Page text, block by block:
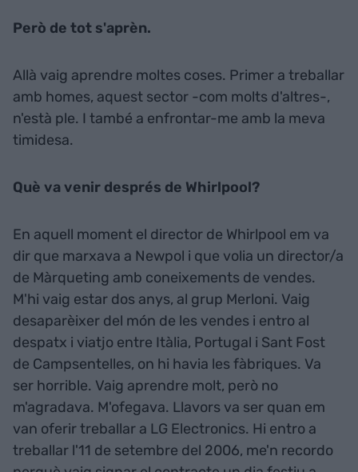
Però de tot s'aprèn.
Allà vaig aprendre moltes coses. Primer a treballar
amb homes, aquest sector -com molts d'altres-,
n'està ple. I també a enfrontar-me amb la meva
timidesa.
Què va venir després de Whirlpool?
En aquell moment el director de Whirlpool em va
dir que marxava a Newpol i que volia un director/a
de Màrqueting amb coneixements de vendes.
M'hi vaig estar dos anys, al grup Merloni. Vaig
desaparèixer del món de les vendes i entro al
despatx i viatjo entre Itàlia, Portugal i Sant Fost
de Campsentelles, on hi havia les fàbriques. Va
ser horrible. Vaig aprendre molt, però no
m'agradava. M'ofegava. Llavors va ser quan em
van oferir treballar a LG Electronics. Hi entro a
treballar l'11 de setembre del 2006, me'n recordo